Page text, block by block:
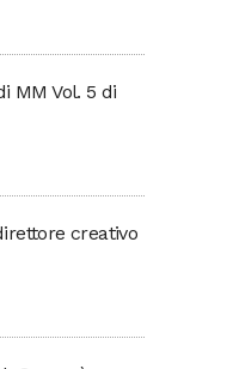
MM Vol. 5 di
creativo